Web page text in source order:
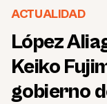
ACTUALIDAD
López
Keiko
gobierno